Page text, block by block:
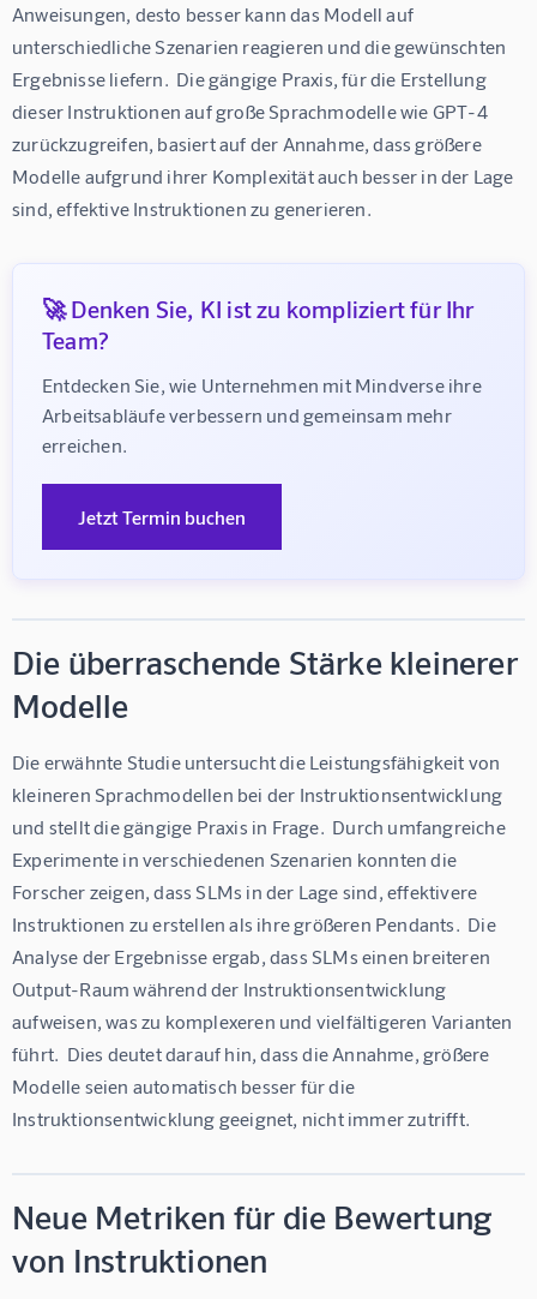
Anweisungen, desto besser kann das Modell auf
unterschiedliche Szenarien reagieren und die gewünschten
Ergebnisse liefern.  Die gängige Praxis, für die Erstellung
dieser Instruktionen auf große Sprachmodelle wie GPT-4
zurückzugreifen, basiert auf der Annahme, dass größere
Modelle aufgrund ihrer Komplexität auch besser in der Lage
sind, effektive Instruktionen zu generieren.
🚀 Denken Sie, KI ist zu kompliziert für Ihr
Team?
Entdecken Sie, wie Unternehmen mit Mindverse ihre
Arbeitsabläufe verbessern und gemeinsam mehr
erreichen.
Jetzt Termin buchen
Die überraschende Stärke kleinerer
Modelle
Die erwähnte Studie untersucht die Leistungsfähigkeit von
kleineren Sprachmodellen bei der Instruktionsentwicklung
und stellt die gängige Praxis in Frage.  Durch umfangreiche
Experimente in verschiedenen Szenarien konnten die
Forscher zeigen, dass SLMs in der Lage sind, effektivere
Instruktionen zu erstellen als ihre größeren Pendants.  Die
Analyse der Ergebnisse ergab, dass SLMs einen breiteren
Output-Raum während der Instruktionsentwicklung
aufweisen, was zu komplexeren und vielfältigeren Varianten
führt.  Dies deutet darauf hin, dass die Annahme, größere
Modelle seien automatisch besser für die
Instruktionsentwicklung geeignet, nicht immer zutrifft.
Neue Metriken für die Bewertung
von Instruktionen